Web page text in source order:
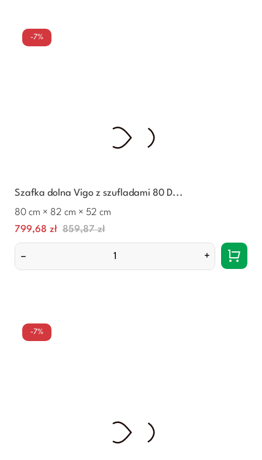
-7%
Szafka dolna Vigo z szufladami 80 D...
80 cm × 82 cm × 52 cm
Cena
799,68 zł Normalna
cena
859,87 zł
– +
-7%